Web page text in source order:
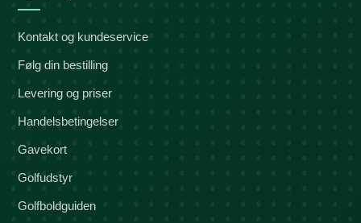
Kontakt og kundeservice
Følg din bestilling
Levering og priser
Handelsbetingelser
Gavekort
Golfudstyr
Golfboldguiden